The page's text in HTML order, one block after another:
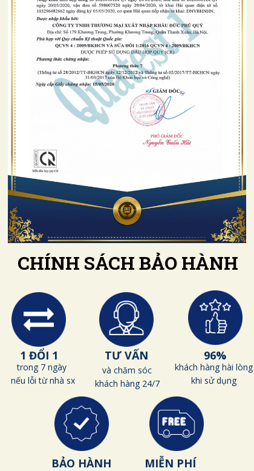
CHÍNH SÁCH BẢO HÀNH
1 ĐỔI 1
trong 7 ngày
nếu lỗi từ nhà sx
TƯ VẤN
và chăm sóc
khách hàng 24/7
96%
khách hàng hài lòng
khi sử dụng
MIỄN PHÍ
BẢO HÀNH